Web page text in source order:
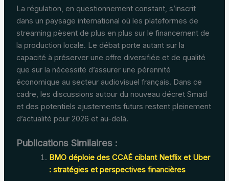
La régulation, en questionnement constant, s’inscrit
dans un paysage international où les plateformes de
streaming pèsent de plus en plus sur le financement de
la production locale. Le débat porte autant sur la
capacité à préserver une offre diversifiée et de qualité
que sur la nécessité d’assurer une pérennité
économique au secteur audiovisuel français. Dans ce
cadre, les discussions autour du nouveau décret Smad
et des potentiels ajustements futurs restent pleinement
d’actualité pour 2026 et au-delà.
Publications Similaires :
BMO déploie des CCAÉ ciblant Netflix et Uber
: stratégies et perspectives financières